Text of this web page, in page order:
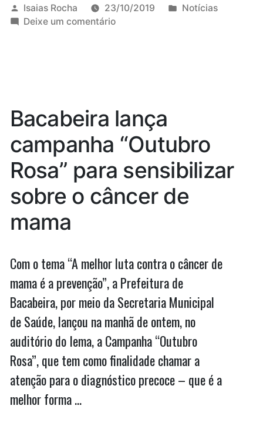
grava
vídeo
Publicado
por
Isaias Rocha 23/10/2019
Publicado
Notícias
Deixe um comentárioem
hospital
Bacabeira lança
campanha “Outubro
Rosa” para sensibilizar
sobre o câncer de
mama
Com o tema “A melhor luta contra o câncer de
mama é a prevenção”, a Prefeitura de
Bacabeira, por meio da Secretaria Municipal
de Saúde, lançou na manhã de ontem, no
auditório do Iema, a Campanha “Outubro
Rosa”, que tem como finalidade chamar a
atenção para o diagnóstico precoce – que é a
melhor forma …